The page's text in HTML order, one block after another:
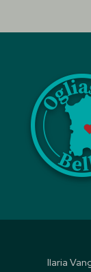
Ilaria